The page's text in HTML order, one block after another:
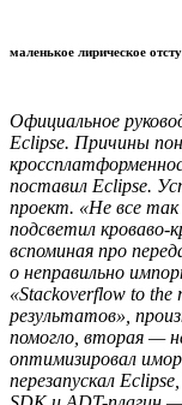
маленькое лирическое
Официальное
Eclipse. Причины
поставил Eclipse.
проект. «Не все
подсветил кроваво-
вспоминая про
о неправильно
«Stackoverflow to the
результатов»,
помогло, вторая —
оптимизировал
перезапускал